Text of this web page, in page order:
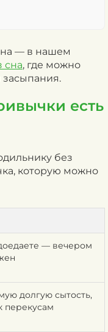
— в нашем
сна, где можно
засыпания.
есть
без
которую можно
— вечером
долгую сытость,
перекусам